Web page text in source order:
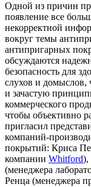
Одной из причин
появление все
некорректной
вокруг темы
антипригарных
обсуждаются
безопасность для
слухов и домыслов,
и зачастую
коммерческого
чтобы объективно
пригласил
компаний-
покрытий: Криса
компании Whitford),
(менеджера
Ренца (менеджера